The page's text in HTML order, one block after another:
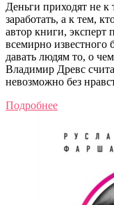
Деньги приходят не к
заработать, а к тем,
автор книги, эксперт
всемирно известного
давать людям то, о
Владимир Древс
невозможно без
Подробнее